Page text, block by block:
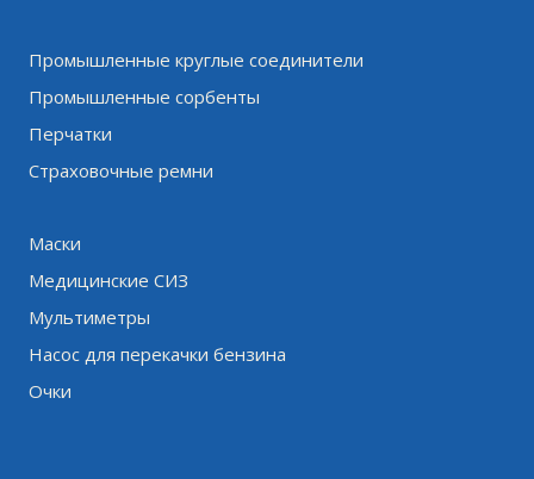
Промышленные круглые соединители
Промышленные сорбенты
Перчатки
Страховочные ремни
Маски
Медицинские СИЗ
Мультиметры
Насос для перекачки бензина
Очки